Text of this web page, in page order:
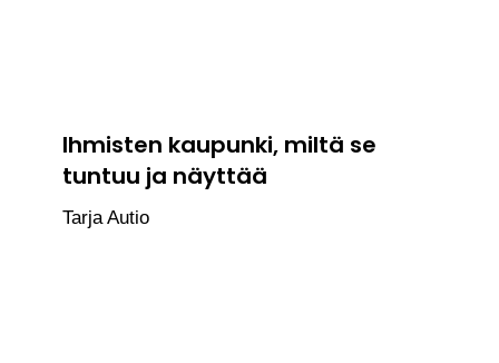
Ihmisten kaupunki, miltä se
tuntuu ja näyttää
Tarja Autio